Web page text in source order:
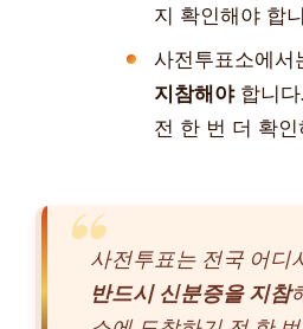
지 확인해야 합
사전투표소에
지참해야합니다
전 한 번 더 확
사전투표는 전국 어디
반드시 신분증을 지참